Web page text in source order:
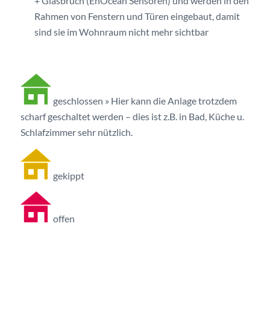
Rahmen von Fenstern und Türen eingebaut, damit
sind sie im Wohnraum nicht mehr sichtbar
geschlossen » Hier kann die Anlage trotzdem
scharf geschaltet werden – dies ist z.B. in Bad, Küche u.
Schlafzimmer sehr nützlich.
gekippt
offen